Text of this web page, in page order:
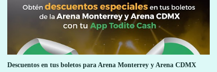
m
e
Descuentos en tus boletos para Arena Monterrey y Arena CDMX